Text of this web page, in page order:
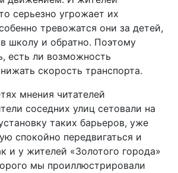
серьезно угрожает их
тревожатся они за детей,
школу и обратно. Поэтому
есть ли возможность
скорость транспорта.
мнения читателей
соседних улиц сетовали на
таких барьеров, уже
спокойно передвигаться и
и у жителей «Золотого города»
мы проиллюстрировали